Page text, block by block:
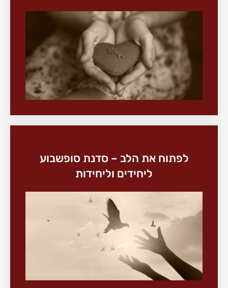
לפתוח את הלב – סדנת סופשבוע
ליחידים וליחידות